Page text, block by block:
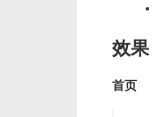
效果
首页